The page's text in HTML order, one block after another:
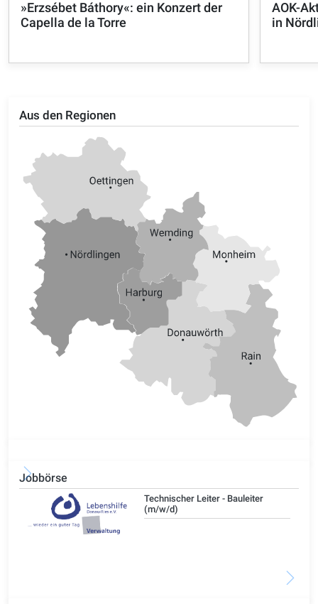
Aus den Regionen
Jobbörse
Technischer Leiter - Bauleiter
(m/w/d)
»Erzsébet Báthory«: ein Konzert der
Capella de la Torre
AOK-
in